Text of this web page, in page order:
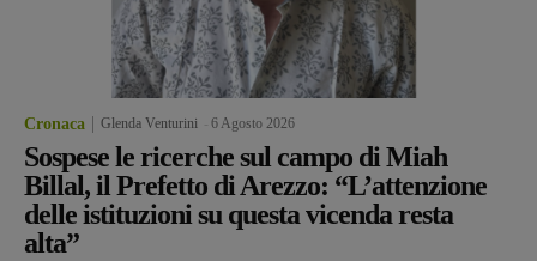
Cronaca Glenda Venturini 6 Agosto 2026
Sospese le ricerche sul campo di Miah
Billal, il Prefetto di Arezzo: “L’attenzione
delle istituzioni su questa vicenda resta
alta”